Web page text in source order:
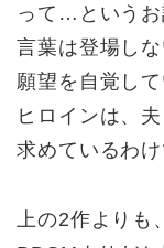
って…というお
言葉は登場し
願望を自覚し
ヒロインは、
求めているわけ
上の2作より